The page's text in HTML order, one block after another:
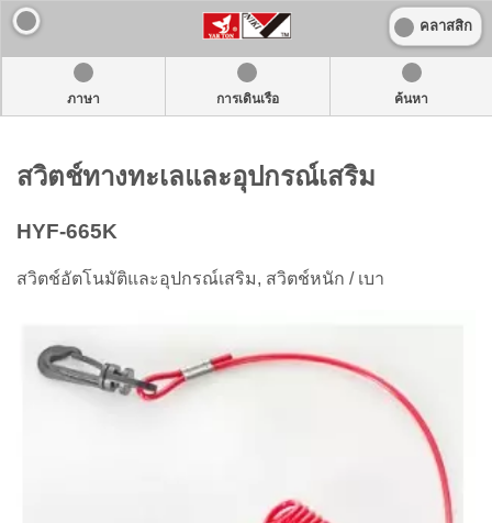
คลาสสิก
ภาษา การเดินเรือ ค้นหา
สวิตช์ทางทะเลและอุปกรณ์เสริม
HYF-665K
สวิตช์อัตโนมัติและอุปกรณ์เสริม, สวิตช์หนัก / เบา